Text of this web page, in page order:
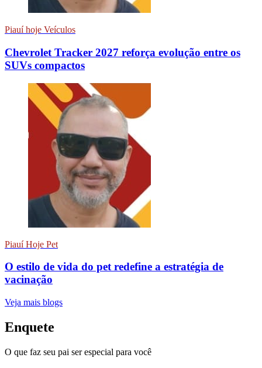
Piauí hoje Veículos
Chevrolet Tracker 2027 reforça evolução entre os
SUVs compactos
Piauí Hoje Pet
O estilo de vida do pet redefine a estratégia de
vacinação
Veja mais blogs
Enquete
O que faz seu pai ser especial para você